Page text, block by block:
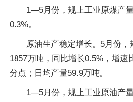
1—5月份，规上工业原煤产
0.3%。
原油生产稳定增长。5月份
1857万吨，同比增长0.5%，增速
分点；日均产量59.9万吨。
1—5月份，规上工业原油产